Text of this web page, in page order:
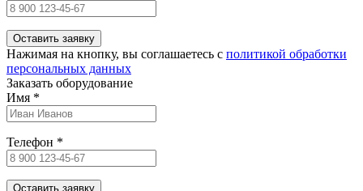
Нажимая на кнопку, вы соглашаетесь c политикой обработки
персональных данных
Заказать оборудование
Имя *
Телефон *